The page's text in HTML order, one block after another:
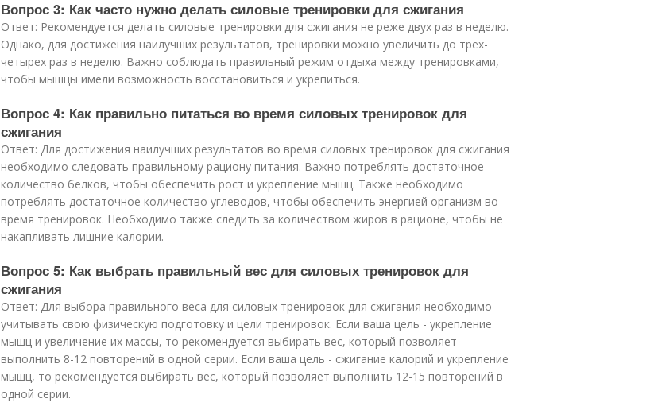
Вопрос 3: Как часто нужно делать силовые тренировки для сжигания
Ответ: Рекомендуется делать силовые тренировки для сжигания не реже двух раз в неделю.
Однако, для достижения наилучших результатов, тренировки можно увеличить до трёх-
четырех раз в неделю. Важно соблюдать правильный режим отдыха между тренировками,
чтобы мышцы имели возможность восстановиться и укрепиться.
Вопрос 4: Как правильно питаться во время силовых тренировок для
сжигания
Ответ: Для достижения наилучших результатов во время силовых тренировок для сжигания
необходимо следовать правильному рациону питания. Важно потреблять достаточное
количество белков, чтобы обеспечить рост и укрепление мышц. Также необходимо
потреблять достаточное количество углеводов, чтобы обеспечить энергией организм во
время тренировок. Необходимо также следить за количеством жиров в рационе, чтобы не
накапливать лишние калории.
Вопрос 5: Как выбрать правильный вес для силовых тренировок для
сжигания
Ответ: Для выбора правильного веса для силовых тренировок для сжигания необходимо
учитывать свою физическую подготовку и цели тренировок. Если ваша цель - укрепление
мышц и увеличение их массы, то рекомендуется выбирать вес, который позволяет
выполнить 8-12 повторений в одной серии. Если ваша цель - сжигание калорий и укрепление
мышц, то рекомендуется выбирать вес, который позволяет выполнить 12-15 повторений в
одной серии.